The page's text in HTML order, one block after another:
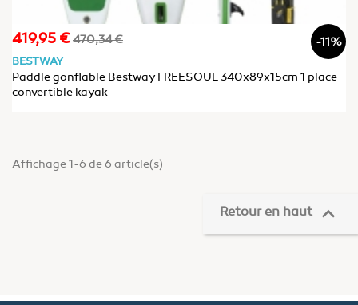
Prix
419,95 €Prix
470,34 € -11%
BESTWAY
Paddle gonflable Bestway FREESOUL 340x89x15cm 1 place
convertible kayak
Affichage 1-6 de 6 article(s)
Retour en haut 